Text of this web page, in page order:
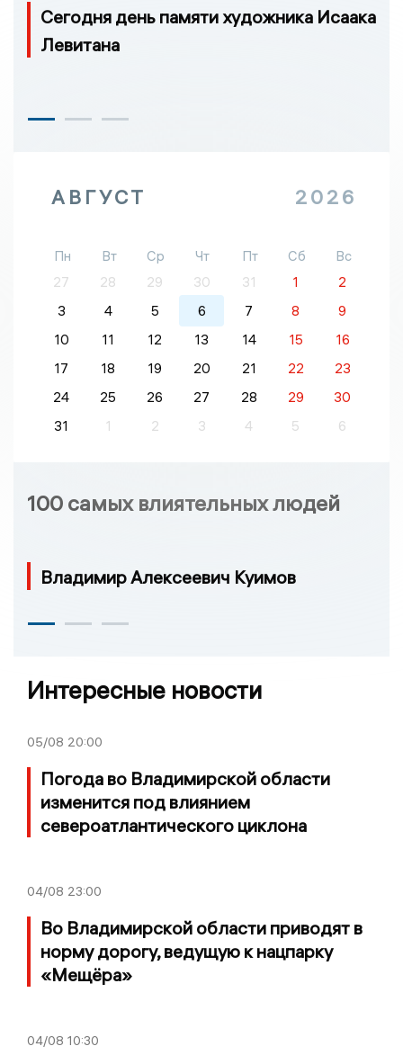
Сегодня день памяти художника Исаака
Левитана
АВГУСТ 2026
Пн Вт Ср Чт Пт Сб
Вс
27
28 29 30 31 1
2
3
4 5 6 7 8
9
10
11 12 13 14 15
16
17
18 19 20 21 22
23
24
25 26 27 28 29
30
31
1 2 3 4 5 6
100 самых влиятельных людей
Владимир Алексеевич Куимов
Интересные новости
05/08 20:00
Погода во Владимирской области
изменится под влиянием
североатлантического циклона
04/08 23:00
Во Владимирской области приводят в
норму дорогу, ведущую к нацпарку
«Мещёра»
04/08 10:30